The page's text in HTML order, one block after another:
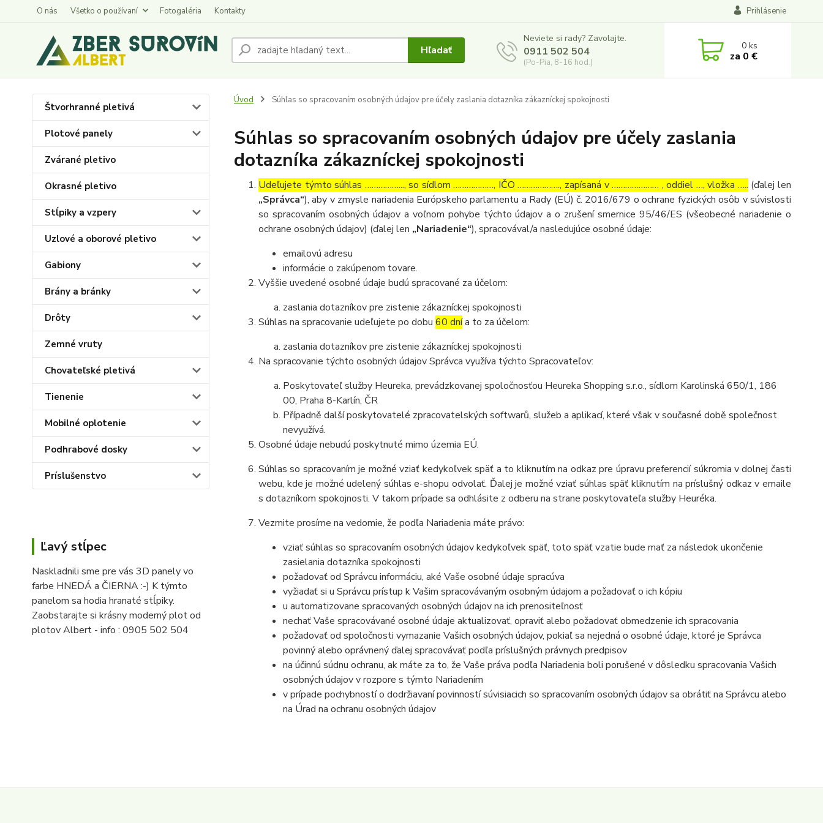
O nás Všetko o používaní Fotogaléria Kontakty Prihlásenie
Hľadať
Neviete si rady? Zavolajte.
0911 502 504
(Po-Pia, 8-16 hod.)
0ks
za 0 €
Štvorhranné pletivá
Plotové panely
Zvárané pletivo
Okrasné pletivo
Stĺpiky a vzpery
Uzlové a oborové pletivo
Gabiony
Brány a bránky
Drôty
Zemné vruty
Chovateľské pletivá
Tienenie
Mobilné oplotenie
Podhrabové dosky
Príslušenstvo
Ľavý stĺpec
Naskladnili sme pre vás 3D panely vo
farbe HNEDÁ a ČIERNA :-) K týmto
panelom sa hodia hranaté stĺpiky.
Zaobstarajte si krásny moderný plot od
plotov Albert - info : 0905 502 504
Úvod Súhlas so spracovaním osobných údajov pre účely zaslania dotazníka zákazníckej spokojnosti
Súhlas so spracovaním osobných údajov pre účely zaslania
dotazníka zákazníckej spokojnosti
Udeľujete týmto súhlas ……………..., so sídlom ………………, IČO ………………., zapísaná v ………………… , oddiel …, vložka ….. (ďalej len
„Správca“), aby v zmysle nariadenia Európskeho parlamentu a Rady (EÚ) č. 2016/679 o ochrane fyzických osôb v súvislosti
so spracovaním osobných údajov a voľnom pohybe týchto údajov a o zrušení smernice 95/46/ES (všeobecné nariadenie o
ochrane osobných údajov) (ďalej len „Nariadenie“), spracovával/a nasledujúce osobné údaje:
emailovú adresu
informácie o zakúpenom tovare.
Vyššie uvedené osobné údaje budú spracované za účelom:
zaslania dotazníkov pre zistenie zákazníckej spokojnosti
Súhlas na spracovanie udeľujete po dobu 60 dnía to za účelom:
zaslania dotazníkov pre zistenie zákazníckej spokojnosti
Na spracovanie týchto osobných údajov Správca využíva týchto Spracovateľov:
Poskytovateľ služby Heureka, prevádzkovanej spoločnosťou Heureka Shopping s.r.o., sídlom Karolinská 650/1, 186
00, Praha 8-Karlín, ČR
Případně další poskytovatelé zpracovatelských softwarů, služeb a aplikací, které však v současné době společnost
nevyužívá.
Osobné údaje nebudú poskytnuté mimo územia EÚ.
Súhlas so spracovaním je možné vziať kedykoľvek späť a to kliknutím na odkaz pre úpravu preferencií súkromia v dolnej časti
webu, kde je možné udelený súhlas e-shopu odvolať. Ďalej je možné vziať súhlas späť kliknutím na príslušný odkaz v emaile
s dotazníkom spokojnosti. V takom prípade sa odhlásite z odberu na strane poskytovateľa služby Heuréka.
Vezmite prosíme na vedomie, že podľa Nariadenia máte právo:
vziať súhlas so spracovaním osobných údajov kedykoľvek späť, toto späť vzatie bude mať za následok ukončenie
zasielania dotazníka spokojnosti
požadovať od Správcu informáciu, aké Vaše osobné údaje spracúva
vyžiadať si u Správcu prístup k Vašim spracovávaným osobným údajom a požadovať o ich kópiu
u automatizovane spracovaných osobných údajov na ich prenositeľnosť
nechať Vaše spracovávané osobné údaje aktualizovať, opraviť alebo požadovať obmedzenie ich spracovania
požadovať od spoločnosti vymazanie Vašich osobných údajov, pokiaľ sa nejedná o osobné údaje, ktoré je Správca
povinný alebo oprávnený ďalej spracovávať podľa príslušných právnych predpisov
na účinnú súdnu ochranu, ak máte za to, že Vaše práva podľa Nariadenia boli porušené v dôsledku spracovania Vašich
osobných údajov v rozpore s týmto Nariadením
v prípade pochybností o dodržiavaní povinností súvisiacich so spracovaním osobných údajov sa obrátiť na Správcu alebo
na Úrad na ochranu osobných údajov